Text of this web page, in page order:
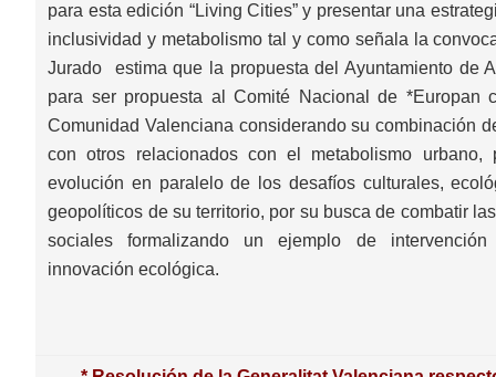
para esta edición “Living Cities” y presentar una
inclusividad y metabolismo tal y como señala la
Jurado estima que la propuesta del Ayuntamiento de
para ser propuesta al Comité Nacional de *Europan
Comunidad Valenciana considerando su combinación
con otros relacionados con el metabolismo
evolución en paralelo de los desafíos culturales,
geopolíticos de su territorio, por su busca de combatir
sociales formalizando un ejemplo de
innovación ecológica.